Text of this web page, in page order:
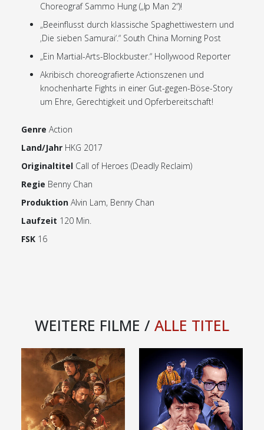
Choreograf Sammo Hung („Ip Man 2“)!
„Beeinflusst durch klassische Spaghettiwestern und
‚Die sieben Samurai‘.“ South China Morning Post
„Ein Martial-Arts-Blockbuster.“ Hollywood Reporter
Akribisch choreografierte Actionszenen und
knochenharte Fights in einer Gut-gegen-Böse-Story
um Ehre, Gerechtigkeit und Opferbereitschaft!
Genre Action
Land/Jahr HKG 2017
Originaltitel Call of Heroes (Deadly Reclaim)
Regie Benny Chan
Produktion Alvin Lam, Benny Chan
Laufzeit 120 Min.
FSK 16
WEITERE FILME / ALLE TITEL